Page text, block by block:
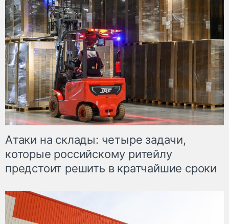
Атаки на склады: четыре задачи,
которые российскому ритейлу
предстоит решить в кратчайшие сроки